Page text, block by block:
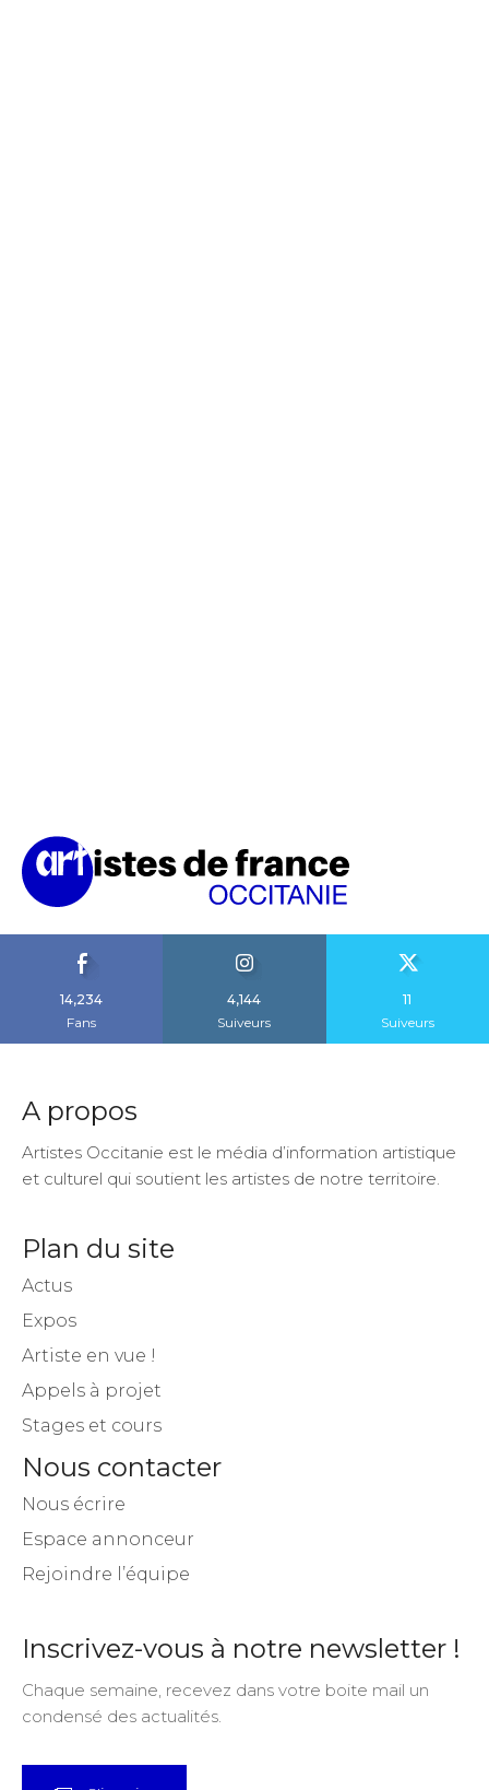
14,234
Fans
4,144
Suiveurs
11
Suiveurs
A propos
Artistes Occitanie est le média d’information artistique
et culturel qui soutient les artistes de notre territoire.
Plan du site
Actus
Expos
Artiste en vue !
Appels à projet
Stages et cours
Nous contacter
Nous écrire
Espace annonceur
Rejoindre l’équipe
Inscrivez-vous à notre newsletter !
Chaque semaine, recevez dans votre boite mail un
condensé des actualités.